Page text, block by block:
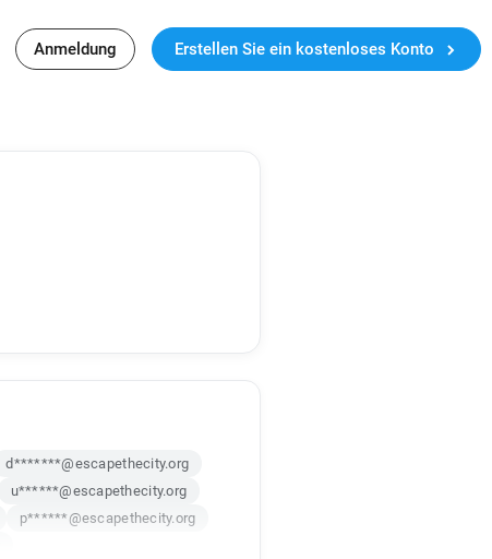
Anmeldung Erstellen Sie ein kostenloses Konto
d*******@escapethecity.org
u******@escapethecity.org
p******@escapethecity.org